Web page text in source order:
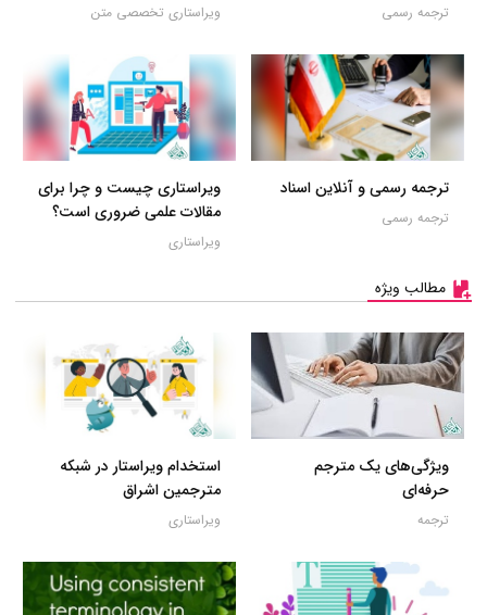
ترجمه رسمی ویراستاری تخصصی متن
ترجمه رسمی و آنلاین اسناد
ترجمه رسمی
ویراستاری چیست و چرا برای
مقالات علمی ضروری است؟
ویراستاری
مطالب ویژه
ویژگی‌های یک مترجم
حرفه‌ای
ترجمه
استخدام ویراستار در شبکه
مترجمین اشراق
ویراستاری